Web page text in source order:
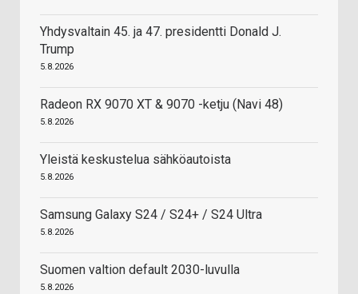
Yhdysvaltain 45. ja 47. presidentti Donald J.
Trump
5.8.2026
Radeon RX 9070 XT & 9070 -ketju (Navi 48)
5.8.2026
Yleistä keskustelua sähköautoista
5.8.2026
Samsung Galaxy S24 / S24+ / S24 Ultra
5.8.2026
Suomen valtion default 2030-luvulla
5.8.2026